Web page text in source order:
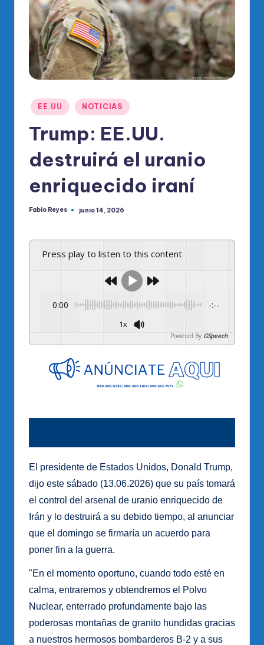
di
O
R
Publicado
en
EE.UU NOTICIAS
Trump: EE.UU.
destruirá el uranio
enriquecido iraní
Publicado
Fabio Reyes junio 14, 2026
Press play to listen to this content
0:00 -:--
1x
Powered By GSpeech
El presidente de Estados Unidos, Donald Trump,
dijo este sábado (13.06.2026) que su país tomará
el control del arsenal de uranio enriquecido de
Irán y lo destruirá a su debido tiempo, al anunciar
que el domingo se firmaría un acuerdo para
poner fin a la guerra.
"En el momento oportuno, cuando todo esté en
calma, entraremos y obtendremos el Polvo
Nuclear, enterrado profundamente bajo las
poderosas montañas de granito hundidas gracias
a nuestros hermosos bombarderos B-2 y a sus